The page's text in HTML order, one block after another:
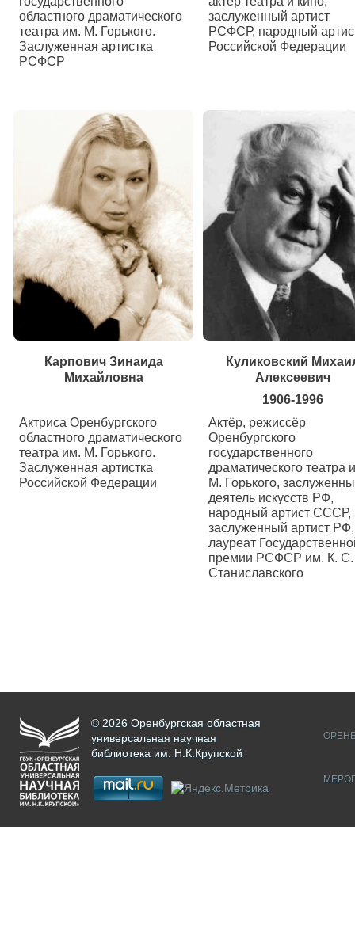
областного драматического
театра им. М. Горького.
Заслуженная артистка
РСФСР
заслуженный артист
РСФСР, народный
Российской Федерации
Карпович Зинаида
Михайловна
Актриса Оренбургского
областного драматического
театра им. М. Горького.
Заслуженная артистка
Российской Федерации
Куликовский
Алексеевич
1906-1996
Актёр, режиссёр
Оренбургского
государственного
драматического театра
М. Горького,
деятель искусств РФ,
народный артист СССР,
заслуженный артист РФ,
лауреат
премии РСФСР им. К. С.
Станиславского
© 2026 Оренбургская областная
универсальная научная
библиотека им. Н.К.Крупской